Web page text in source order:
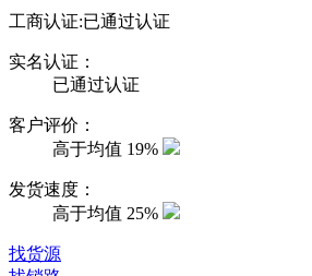
工商认证:已通过认证
实名认证：
已通过认证
客户评价：
高于均值 19%
发货速度：
高于均值 25%
找货源